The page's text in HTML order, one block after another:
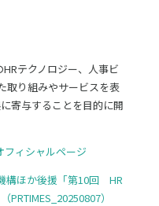
HRテクノロジー、人事ビ
取り組みやサービスを表
寄与することを目的に開
フィシャルページ
構ほか後援「第10回 HR
）